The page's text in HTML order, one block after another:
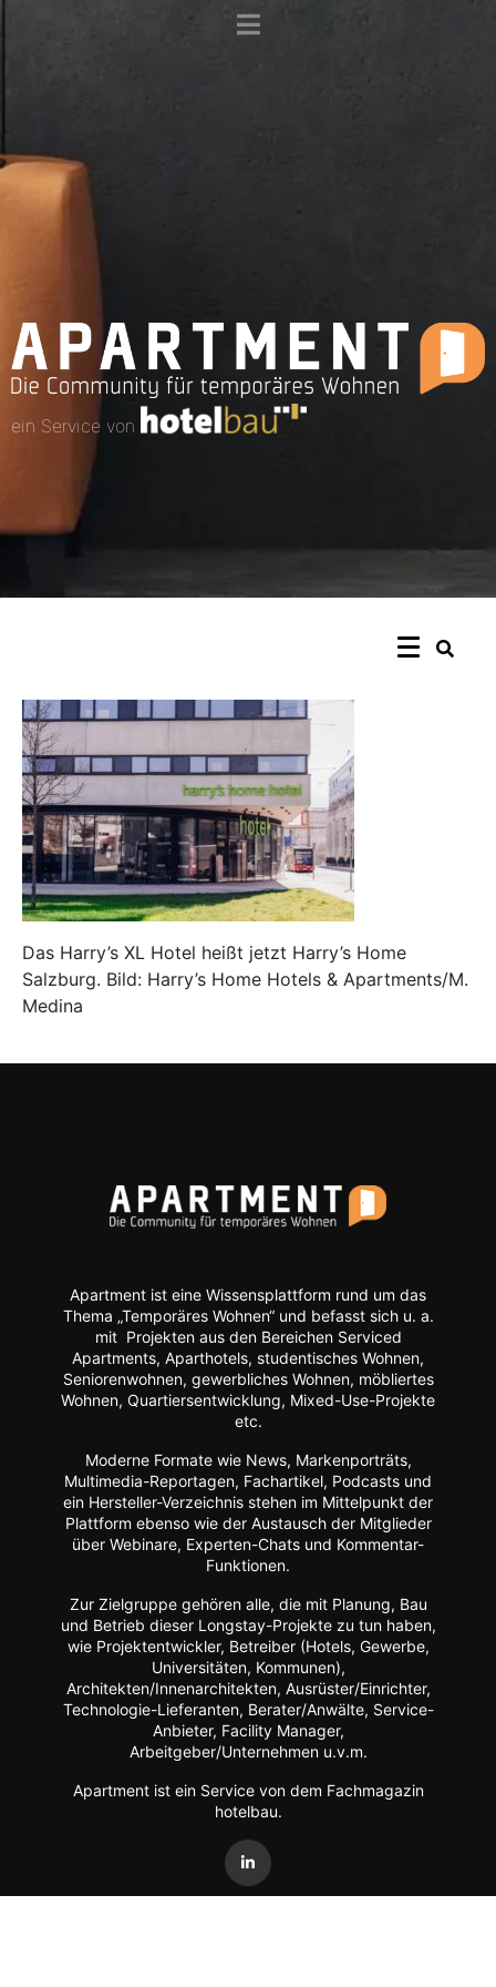
ein Service von
Das Harry’s XL Hotel heißt jetzt Harry’s Home
Salzburg. Bild: Harry’s Home Hotels & Apartments/M.
Medina
Apartment ist eine Wissensplattform rund um das
Thema „Temporäres Wohnen“ und befasst sich u. a.
mit Projekten aus den Bereichen Serviced
Apartments, Aparthotels, studentisches Wohnen,
Seniorenwohnen, gewerbliches Wohnen, möbliertes
Wohnen, Quartiersentwicklung, Mixed-Use-Projekte
etc.
Moderne Formate wie News, Markenporträts,
Multimedia-Reportagen, Fachartikel, Podcasts und
ein Hersteller-Verzeichnis stehen im Mittelpunkt der
Plattform ebenso wie der Austausch der Mitglieder
über Webinare, Experten-Chats und Kommentar-
Funktionen.
Zur Zielgruppe gehören alle, die mit Planung, Bau
und Betrieb dieser Longstay-Projekte zu tun haben,
wie Projektentwickler, Betreiber (Hotels, Gewerbe,
Universitäten, Kommunen),
Architekten/Innenarchitekten, Ausrüster/Einrichter,
Technologie-Lieferanten, Berater/Anwälte, Service-
Anbieter, Facility Manager,
Arbeitgeber/Unternehmen u.v.m.
Apartment ist ein Service von dem Fachmagazin
hotelbau.